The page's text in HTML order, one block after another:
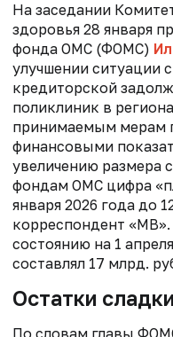
На заседании
здоровья 28 января
фонда ОМС (ФОМС)
улучшении ситуации
кредиторской
поликлиник в
принимаемым мерам
финансовыми
увеличению размера
фондам ОМС цифра
января 2026 года до
корреспондент
состоянию на 1
составлял 17 млрд.
Остатки сладки